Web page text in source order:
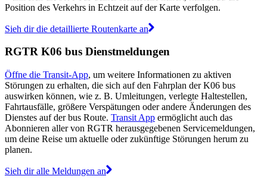
Position des Verkehrs in Echtzeit auf der Karte verfolgen.
Sieh dir die detaillierte Routenkarte an
RGTR K06 bus Dienstmeldungen
Öffne die Transit-App, um weitere Informationen zu aktiven
Störungen zu erhalten, die sich auf den Fahrplan der K06 bus
auswirken können, wie z. B. Umleitungen, verlegte Haltestellen,
Fahrtausfälle, größere Verspätungen oder andere Änderungen des
Dienstes auf der bus Route. Transit App ermöglicht auch das
Abonnieren aller von RGTR herausgegebenen Servicemeldungen,
um deine Reise um aktuelle oder zukünftige Störungen herum zu
planen.
Sieh dir alle Meldungen an